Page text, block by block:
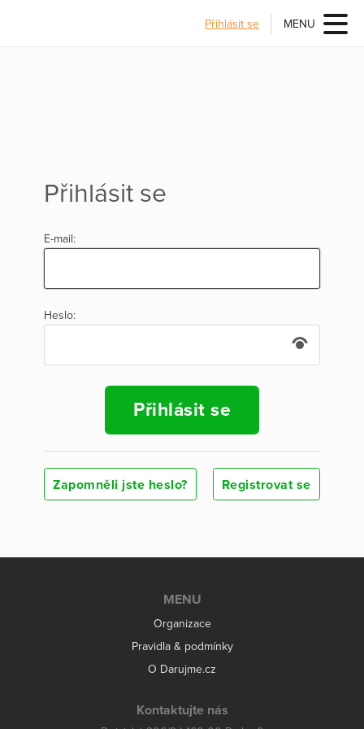
Přihlásit se MENU
Přihlásit se
E-mail:
Heslo:
Přihlásit se
Zapomněli jste heslo? Registrovat se
MENU
Organizace
Pravidla & podmínky
O Darujme.cz
Kontaktujte nás